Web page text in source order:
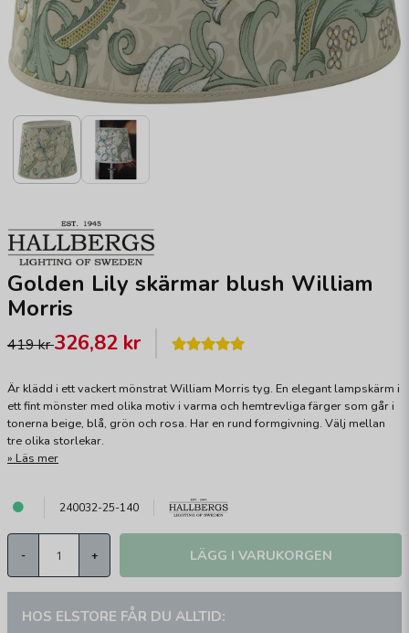
Golden Lily skärmar blush William
Morris
419 kr326,82 kr
Är klädd i ett vackert mönstrat William Morris tyg. En elegant lampskärm i
ett fint mönster med olika motiv i varma och hemtrevliga färger som går i
tonerna beige, blå, grön och rosa. Har en rund formgivning. Välj mellan
tre olika storlekar.
Läs mer
240032-25-140
- + LÄGG I VARUKORGEN
HOS ELSTORE FÅR DU ALLTID: